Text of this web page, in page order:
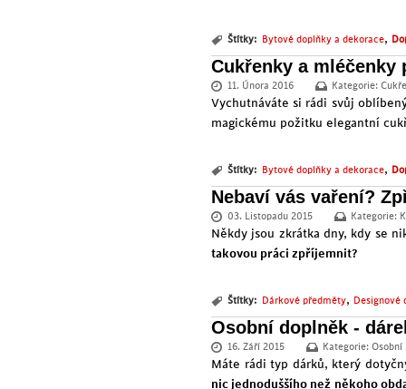
Štítky: Bytové doplňky a dekorace,
Cukřenky a
11. Února 2016 Kategorie:
Vychutnáváte si rádi svůj
magickému požitku elegantní
Štítky: Bytové doplňky a dekorace,
Nebaví vás vaření?
03. Listopadu 2015 Kategorie:
Někdy jsou zkrátka dny, kdy se
takovou práci zpříjemnit?
Štítky: Dárkové předměty, Designové
Osobní doplněk -
16. Září 2015 Kategorie: Osobní
Máte rádi typ dárků, který
nic jednoduššího než někoho